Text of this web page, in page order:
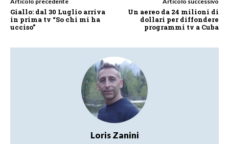
Giallo: dal 30 Luglio arriva
in prima tv “So chi mi ha
ucciso”
Un aereo da 24 milioni di
dollari per diffondere
programmi tv a Cuba
Loris Zanini